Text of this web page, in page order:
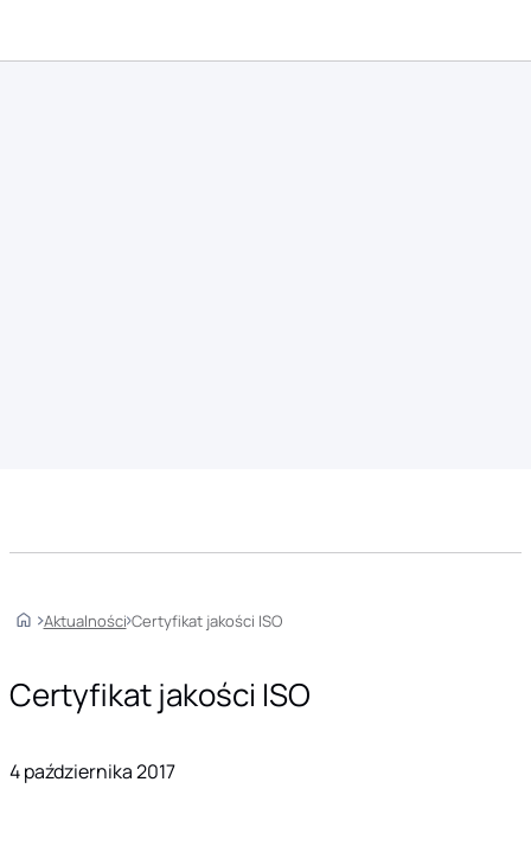
Aktualności Certyfikat jakości ISO
Certyfikat jakości ISO
4 października 2017